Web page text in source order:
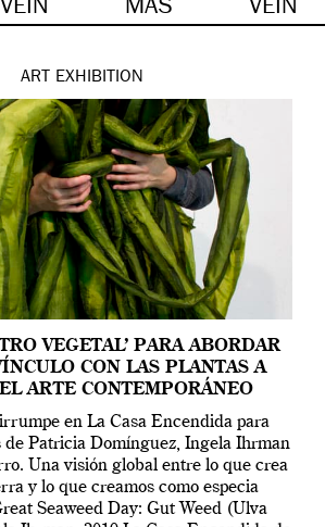
VEIN MÁS VEIN
ART EXHIBITION
VEGETAL’ PARA ABORDAR
CON LAS PLANTAS A
ARTE CONTEMPORÁNEO
en La Casa Encendida para
de Patricia Domínguez, Ingela Ihrman
Una visión global entre lo que crea
y lo que creamos como especia
Seaweed Day: Gut Weed (Ulva